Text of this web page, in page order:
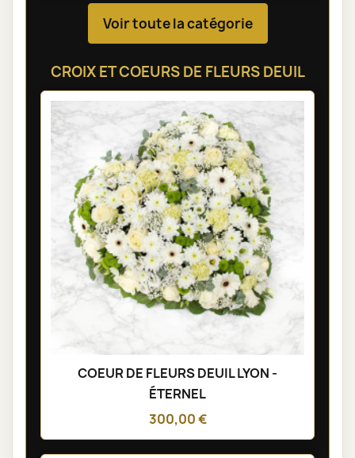
Voir toute la catégorie
CROIX ET COEURS DE FLEURS DEUIL
COEUR DE FLEURS DEUIL LYON -
ÉTERNEL
300,00 €